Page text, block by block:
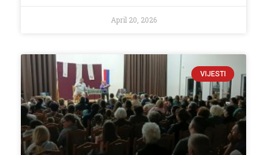
April 20, 2026
VIJESTI